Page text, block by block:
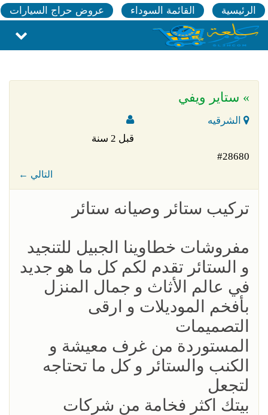
الرئيسية القائمة السوداء عروض حراج السيارات
» ستاير ويفي
الشرقيه
قبل 2 سنة
#28680
← التالي
تركيب ستائر وصيانه ستائر
مفروشات خطاوينا الجبيل للتنجيد
و الستائر تقدم لكم كل ما هو جديد
في عالم الأثاث و جمال المنزل
بأفخم الموديلات و ارقى
التصميمات
المستوردة من غرف معيشة و
الكنب والستائر و كل ما تحتاجه
لتجعل
بيتك اكثر فخامة من شركات